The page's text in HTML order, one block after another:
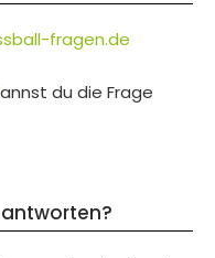
fragen.de
du die Frage